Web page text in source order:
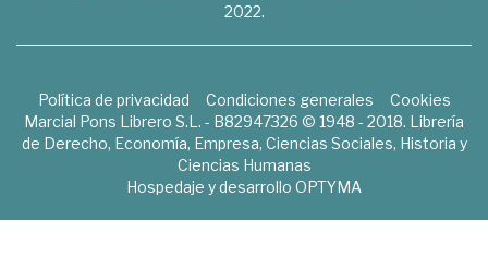
2022.
Política de privacidad Condiciones generales
Cookies
Marcial Pons Librero S.L. - B82947326 © 1948 - 2018. Librería
de Derecho, Economía, Empresa, Ciencias Sociales, Historia y
Ciencias Humanas
Hospedaje y desarrollo OPTYMA